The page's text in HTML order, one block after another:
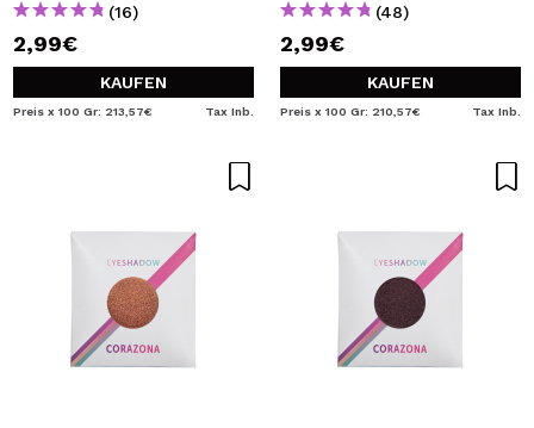
(16)
2,99€
KAUFEN
Preis x 100 Gr: 213,57€ Tax Inb.
(48)
2,99€
KAUFEN
Preis x 100 Gr: 210,57€ Tax Inb.